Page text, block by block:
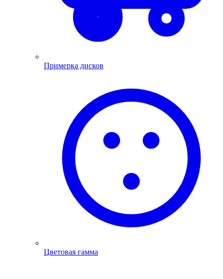
Примерка дисков
Цветовая гамма